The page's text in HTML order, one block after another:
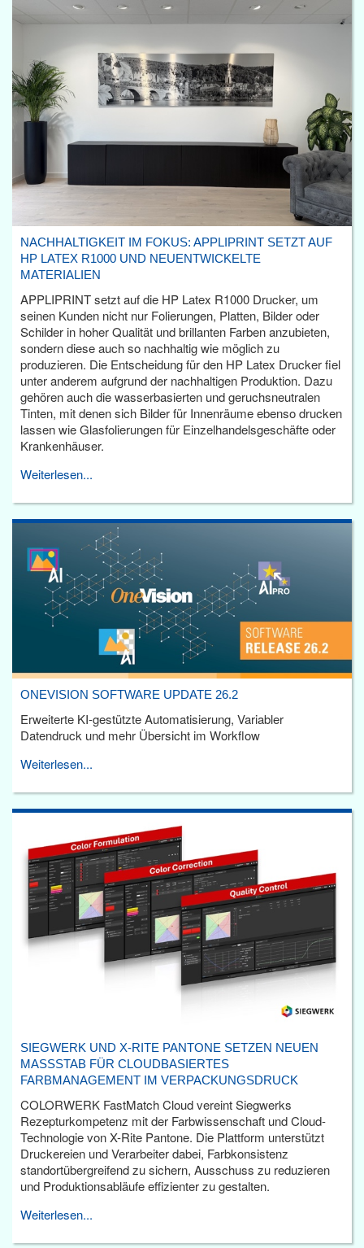
NACHHALTIGKEIT IM FOKUS: APPLIPRINT SETZT AUF
HP LATEX R1000 UND NEUENTWICKELTE
MATERIALIEN
APPLIPRINT setzt auf die HP Latex R1000 Drucker, um
seinen Kunden nicht nur Folierungen, Platten, Bilder oder
Schilder in hoher Qualität und brillanten Farben anzubieten,
sondern diese auch so nachhaltig wie möglich zu
produzieren. Die Entscheidung für den HP Latex Drucker fiel
unter anderem aufgrund der nachhaltigen Produktion. Dazu
gehören auch die wasserbasierten und geruchsneutralen
Tinten, mit denen sich Bilder für Innenräume ebenso drucken
lassen wie Glasfolierungen für Einzelhandelsgeschäfte oder
Krankenhäuser.
Weiterlesen...
ONEVISION SOFTWARE UPDATE 26.2
Erweiterte KI-gestützte Automatisierung, Variabler
Datendruck und mehr Übersicht im Workflow
Weiterlesen...
SIEGWERK UND X-RITE PANTONE SETZEN NEUEN
MASSSTAB FÜR CLOUDBASIERTES F
ARBMANAGEMENT IM VERPACKUNGSDRUCK
COLORWERK FastMatch Cloud vereint Siegwerks
Rezepturkompetenz mit der Farbwissenschaft und Cloud-
Technologie von X-Rite Pantone. Die Plattform unterstützt
Druckereien und Verarbeiter dabei, Farbkonsistenz
standortübergreifend zu sichern, Ausschuss zu reduzieren
und Produktionsabläufe effizienter zu gestalten.
Weiterlesen...